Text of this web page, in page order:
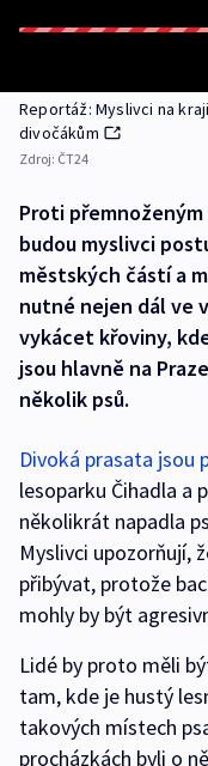
Reportáž: Myslivci na
divočákům
Zdroj: ČT24
Proti
budou myslivci
městských částí a
nutné nejen dál ve
vykácet křoviny,
jsou hlavně na
několik psů.
Divoká prasata jsou
lesoparku Čihadla a
několikrát napadla
Myslivci upozorňují,
přibývat, protože
mohly by být
Lidé by proto měli
tam, kde je hustý
takových místech
procházkách byli o